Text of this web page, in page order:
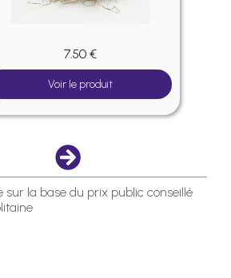
7.50 €
Voir le produit
sur la base du prix public conseillé